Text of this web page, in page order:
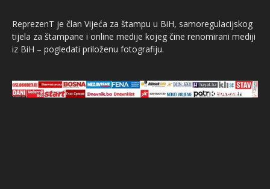
ReprezenT je član Vijeća za štampu u BiH, samoregulacijskog
tijela za štampane i online medije kojeg čine renomirani mediji
iz BiH – pogledati priloženu fotografiju.